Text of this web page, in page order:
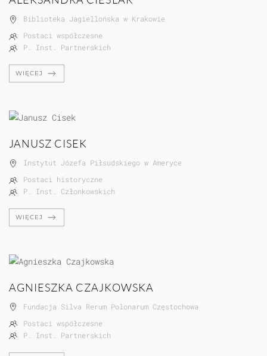
Biblioteka Jagiellońska w Krakowie
Postaci współczesne
P. Inst. Partnerskich
WIĘCEJ
JANUSZ CISEK
Instytut Józefa Piłsudskiego w Ameryce
Postaci historyczne
P. Inst. Członkowskich
WIĘCEJ
AGNIESZKA CZAJKOWSKA
Fundacja Silva Rerum Polonarum Częstochowa
Postaci współczesne
P. Inst. Partnerskich